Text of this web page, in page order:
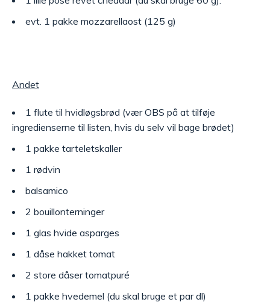
evt. 1 pakke mozzarellaost (125 g)
Andet
1 flute til hvidløgsbrød (vær OBS på at tilføje
ingredienserne til listen, hvis du selv vil bage brødet)
1 pakke tarteletskaller
1 rødvin
balsamico
2 bouillonterninger
1 glas hvide asparges
1 dåse hakket tomat
2 store dåser tomatpuré
1 pakke hvedemel (du skal bruge et par dl)